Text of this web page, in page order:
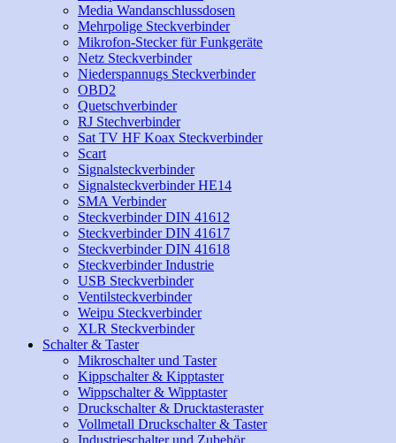
Media Wandanschlussdosen
Mehrpolige Steckverbinder
Mikrofon-Stecker für Funkgeräte
Netz Steckverbinder
Niederspannugs Steckverbinder
OBD2
Quetschverbinder
RJ Stechverbinder
Sat TV HF Koax Steckverbinder
Scart
Signalsteckverbinder
Signalsteckverbinder HE14
SMA Verbinder
Steckverbinder DIN 41612
Steckverbinder DIN 41617
Steckverbinder DIN 41618
Steckverbinder Industrie
USB Steckverbinder
Ventilsteckverbinder
Weipu Steckverbinder
XLR Steckverbinder
Schalter & Taster
Mikroschalter und Taster
Kippschalter & Kipptaster
Wippschalter & Wipptaster
Druckschalter & Drucktasteraster
Vollmetall Druckschalter & Taster
Industrieschalter und Zubehör